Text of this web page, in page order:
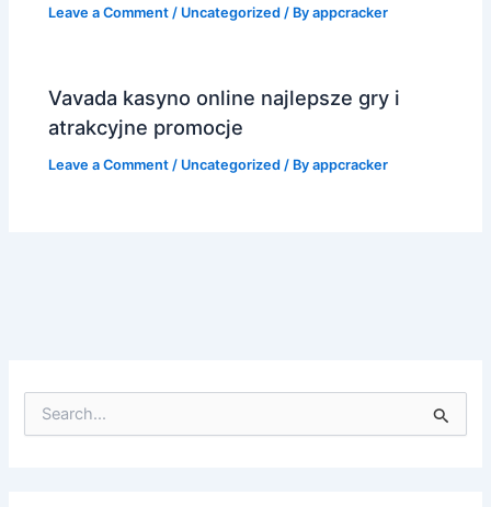
Leave a Comment / Uncategorized / Byappcracker
Vavada kasyno online najlepsze gry i
atrakcyjne promocje
Leave a Comment / Uncategorized / Byappcracker